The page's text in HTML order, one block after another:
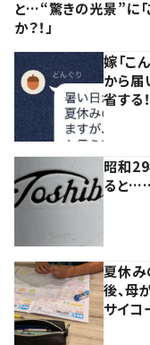
と…“驚きの光景”に「
か？！」
嫁「こ
から届
省する
昭和
ると……
夏休み
後、母
サイコ